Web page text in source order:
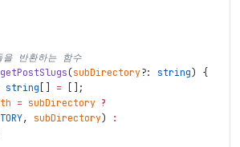
반환하는 함수
getPostSlugs(subDirectory?: string)
{
string =
;
= subDirectory ?
, subDirectory)
: